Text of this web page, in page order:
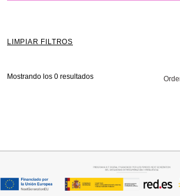
LIMPIAR FILTROS
Mostrando los 0 resultados